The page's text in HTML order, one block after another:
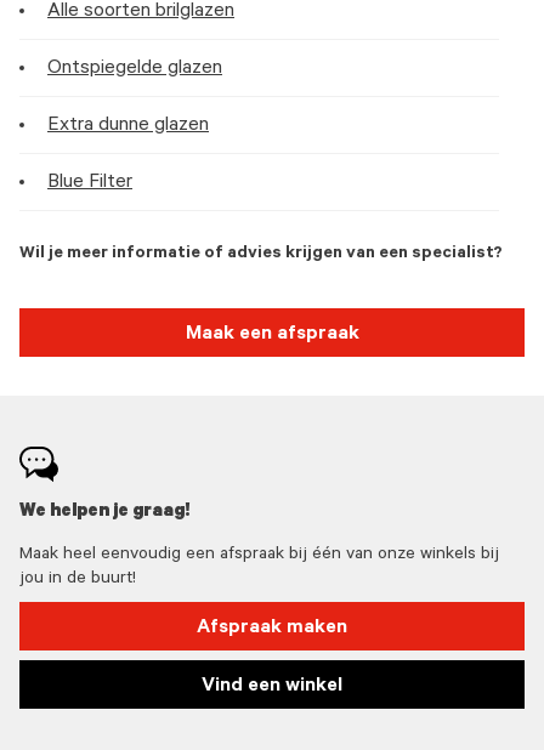
Alle soorten brilglazen
Ontspiegelde glazen
Extra dunne glazen
Blue Filter
Wil je meer informatie of advies krijgen van een specialist?
Maak een afspraak
We helpen je graag!
Maak heel eenvoudig een afspraak bij één van onze winkels bij
jou in de buurt!
Afspraak maken
Vind een winkel